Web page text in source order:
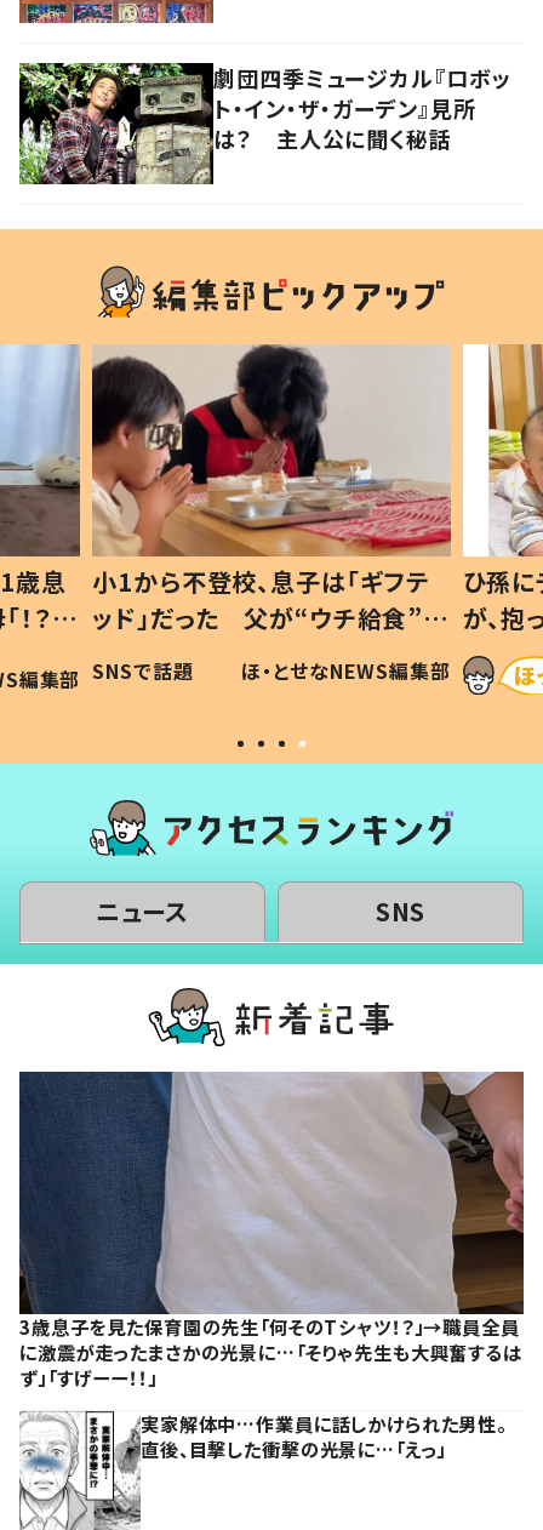
劇団四季ミュージカル『ロボッ
ト・イン・ザ・ガーデン』見所
は？ 主人公に聞く秘話
フテ
食”を
編集部
ひ孫にデレデレな80歳じいじ
が、抱っこすると…ひ孫の反応に
「涙が出ました」「可愛くて仕方な
い」
ほ・とせなNEWS編集部
ニュース SNS
3歳息子を見た保育園の先生「何そのTシャツ！？」→職員全員
に激震が走ったまさかの光景に…「そりゃ先生も大興奮するは
ず」「すげーー！！」
実家解体中…作業員に話しかけられた男性。
直後、目撃した衝撃の光景に…「えっ」